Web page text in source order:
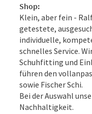
Shop:
Klein, aber fein -
getestete,
individuelle,
schnelles Service.
Schuhfitting und
führen den
sowie Fischer Schi.
Bei der Auswahl
Nachhaltigkeit.